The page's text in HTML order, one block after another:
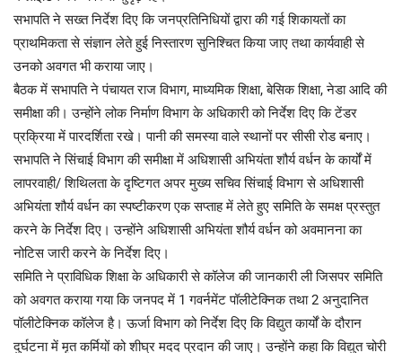
सभापति ने सख्त निर्देश दिए कि जनप्रतिनिधियों द्वारा की गई शिकायतों का
प्राथमिकता से संज्ञान लेते हुई निस्तारण सुनिश्चित किया जाए तथा कार्यवाही से
उनको अवगत भी कराया जाए।
बैठक में सभापति ने पंचायत राज विभाग, माध्यमिक शिक्षा, बेसिक शिक्षा, नेडा आदि की
समीक्षा की। उन्होंने लोक निर्माण विभाग के अधिकारी को निर्देश दिए कि टेंडर
प्रक्रिया में पारदर्शिता रखे। पानी की समस्या वाले स्थानों पर सीसी रोड बनाए।
सभापति ने सिंचाई विभाग की समीक्षा में अधिशासी अभियंता शौर्य वर्धन के कार्यों में
लापरवाही/ शिथिलता के दृष्टिगत अपर मुख्य सचिव सिंचाई विभाग से अधिशासी
अभियंता शौर्य वर्धन का स्पष्टीकरण एक सप्ताह में लेते हुए समिति के समक्ष प्रस्तुत
करने के निर्देश दिए। उन्होंने अधिशासी अभियंता शौर्य वर्धन को अवमानना का
नोटिस जारी करने के निर्देश दिए।
समिति ने प्राविधिक शिक्षा के अधिकारी से कॉलेज की जानकारी ली जिसपर समिति
को अवगत कराया गया कि जनपद में 1 गवर्नमेंट पॉलीटेक्निक तथा 2 अनुदानित
पॉलीटेक्निक कॉलेज है। ऊर्जा विभाग को निर्देश दिए कि विद्युत कार्यों के दौरान
दुर्घटना में मृत कर्मियों को शीघ्र मदद प्रदान की जाए। उन्होंने कहा कि विद्युत चोरी